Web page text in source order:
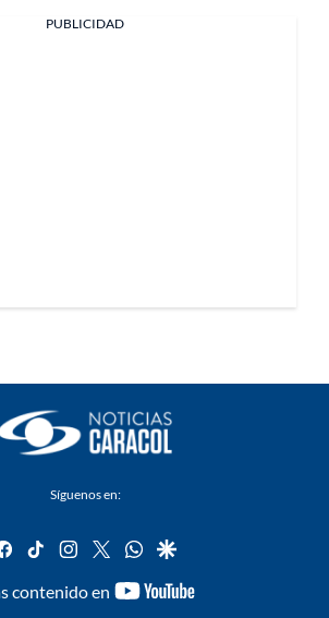
PUBLICIDAD
Síguenos en:
facebook
tiktok instagram
twitterwhatsapp
google
contenido en
youtube-